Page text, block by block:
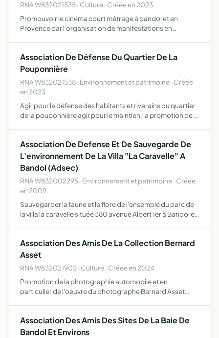
RNA W832021535 · Culture · Créée en 2023
Promouvoir le cinéma court métrage à bandol et en
Provence par l'organisation de manifestations en
caractère…
Association De Défense Du Quartier De La
Pouponnière
RNA W832021538 · Environnement et patrimoine · Créée
en 2023
Agir pour la défense des habitants et riverains du quartier
de la pouponnière agir pour le maintien, la promotion de la
Association De Defense Et De Sauvegarde De
L'environnement De La Villa "La Caravelle" A
Bandol (Adsec)
RNA W832002295 · Environnement et patrimoine · Créée
en 2009
Sauvegarder la faune et la flore de l'ensemble du parc de
la villa la caravelle située 380 avenue Albert 1er à Bandol et
Association Des Amis De La Collection Bernard
Asset
RNA W832021902 · Culture · Créée en 2024
Promotion de la photographie automobile et en
particulier de l'oeuvre du photographe Bernard Asset
organisation et particip…
Association Des Amis Des Sites De La Baie De
Bandol Et Environs